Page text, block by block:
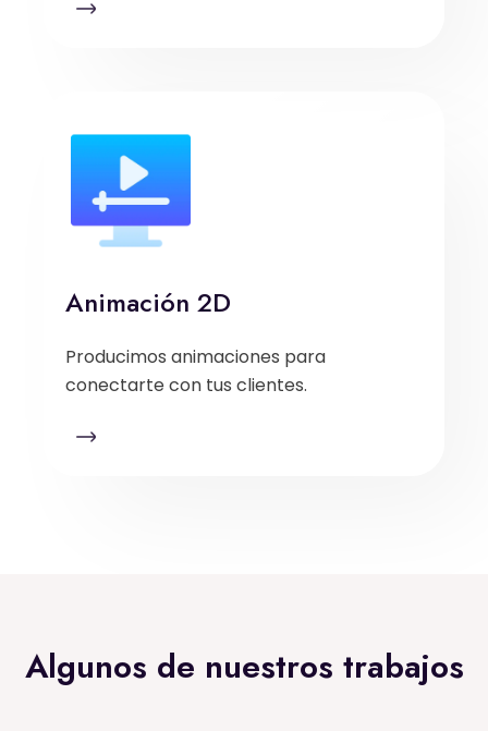
Animación 2D
Producimos animaciones para
conectarte con tus clientes.
Algunos de nuestros trabajos